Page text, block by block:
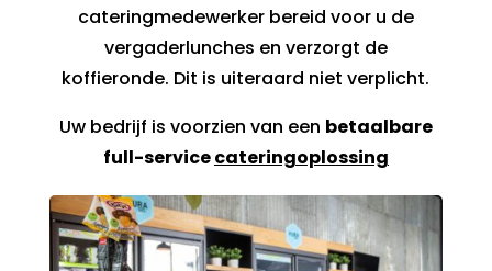
cateringmedewerker bereid voor u de
vergaderlunches en verzorgt de
koffieronde. Dit is uiteraard niet verplicht.
Uw bedrijf is voorzien van een betaalbare
full-servicecateringoplossing